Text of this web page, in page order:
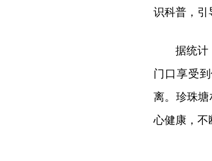
识科普，引
据统计
门口享受
离。珍珠
心健康，不